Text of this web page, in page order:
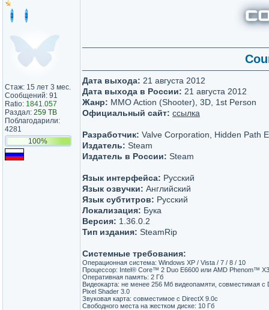
Стаж: 15 лет 3 мес.
Сообщений: 91
Ratio: 1841.057
Раздал: 259 TB
Поблагодарили:
4281
100%
Дата выхода: 21 августа 2012
Дата выхода в России: 21 августа 2012
Жанр: MMO Action (Shooter), 3D, 1st Person
Официальный сайт: ссылка
Разработчик: Valve Corporation, Hidden Path
Издатель: Steam
Издатель в России: Steam
Язык интерфейса: Русский
Язык озвучки: Английский
Язык субтитров: Русский
Локализация: Бука
Версия: 1.36.0.2
Тип издания: SteamRip
Системные требования:
Операционная система: Windows XP / Vista / 7 / 8 / 10
Процессор: Intel® Core™ 2 Duo E6600 или AMD Phenom™
Оперативная память: 2 Гб
Видеокарта: не менее 256 Мб видеопамяти, совместимая с
Pixel Shader 3.0
Звуковая карта: совместимое с DirectX 9.0с
Свободного места на жестком диске: 10 Гб